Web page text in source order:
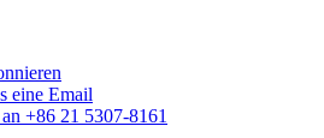
eine Email
+86 21 5307-8161